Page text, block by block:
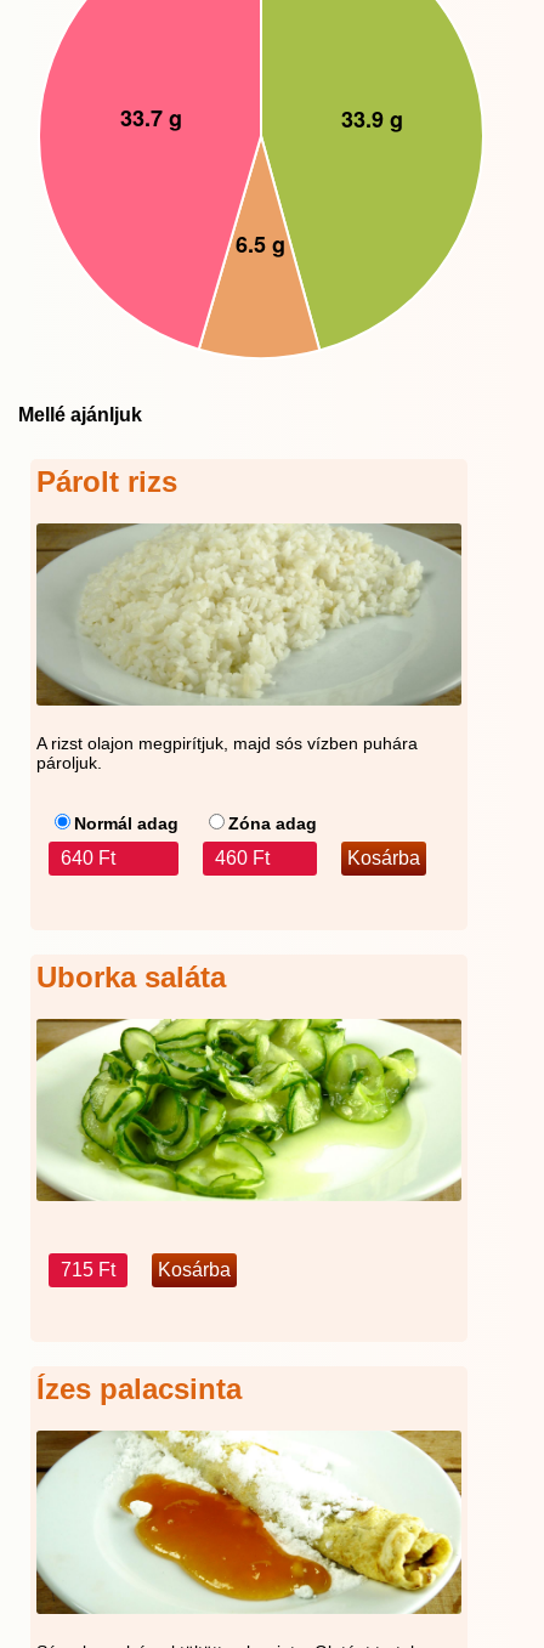
Mellé ajánljuk
Párolt rizs
A rizst olajon megpirítjuk, majd sós vízben puhára
pároljuk.
Normál adag
640 Ft
Zóna adag
460 Ft
Uborka saláta
715 Ft
Ízes palacsinta